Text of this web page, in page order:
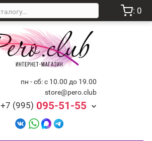
: 0
пн - сб: с 10.00 до 19.00
store@pero.club
+7 (995) 095-51-55